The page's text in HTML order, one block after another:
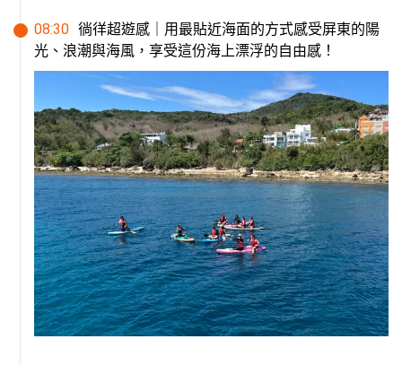
08:30 徜徉超遊感｜用最貼近海面的方式感受屏東的陽
光、浪潮與海風，享受這份海上漂浮的自由感！